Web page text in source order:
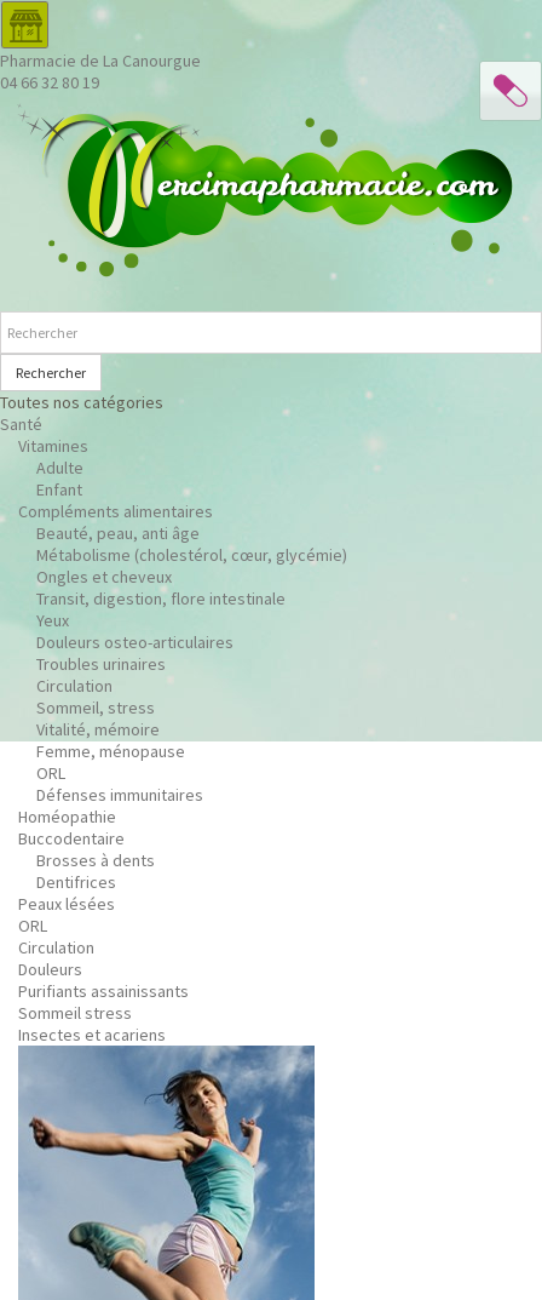
Pharmacie de La Canourgue
04 66 32 80 19
Rechercher
Toutes nos catégories
Santé
Vitamines
Adulte
Enfant
Compléments alimentaires
Beauté, peau, anti âge
Métabolisme (cholestérol, cœur, glycémie)
Ongles et cheveux
Transit, digestion, flore intestinale
Yeux
Douleurs osteo-articulaires
Troubles urinaires
Circulation
Sommeil, stress
Vitalité, mémoire
Femme, ménopause
ORL
Défenses immunitaires
Homéopathie
Buccodentaire
Brosses à dents
Dentifrices
Peaux lésées
ORL
Circulation
Douleurs
Purifiants assainissants
Sommeil stress
Insectes et acariens